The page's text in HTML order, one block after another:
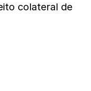
colateral de